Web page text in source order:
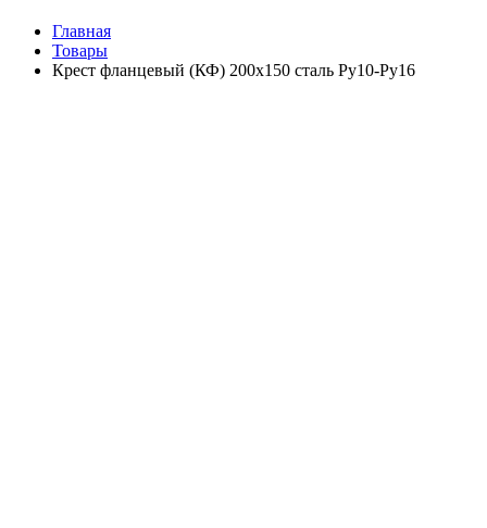
Главная
Товары
Крест фланцевый (КФ) 200х150 сталь Ру10-Ру16